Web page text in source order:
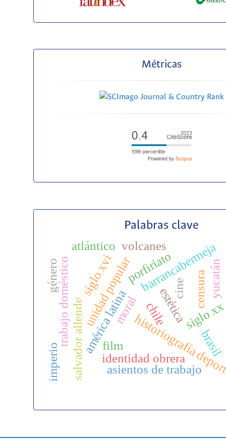
Métricas
Palabras clave
historiografía
américa latina censura
cine
film
chile
salvador allende
unidad popularbarrancabermeja
identidad obrera
moral
asientos de trabajo
siglo xvi
trabajo doméstico siglo xx
porfiriato yucatán
brasil
estética
imperio
volcanes
atlántico
género